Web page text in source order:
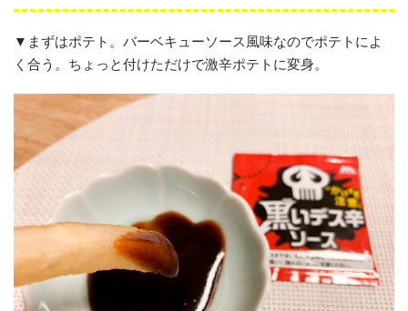
▼まずはポテト。バーベキューソース風味なのでポテトによ
く合う。ちょっと付けただけで激辛ポテトに変身。